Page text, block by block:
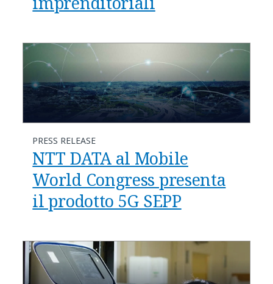
PRESS RELEASE
NTT DATA al Mobile
World Congress presenta
il prodotto 5G SEPP